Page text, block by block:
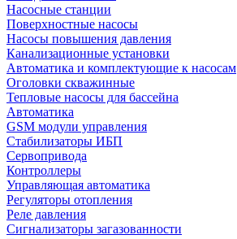
Насосные станции
Поверхностные насосы
Насосы повышения давления
Канализационные установки
Автоматика и комплектующие к насосам
Оголовки скважинные
Тепловые насосы для бассейна
Автоматика
GSM модули управления
Стабилизаторы ИБП
Сервопривода
Контроллеры
Управляющая автоматика
Регуляторы отопления
Реле давления
Сигнализаторы загазованности